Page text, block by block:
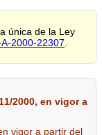
única de la Ley
2000-22307
2000, en vigor a
vigor a partir del